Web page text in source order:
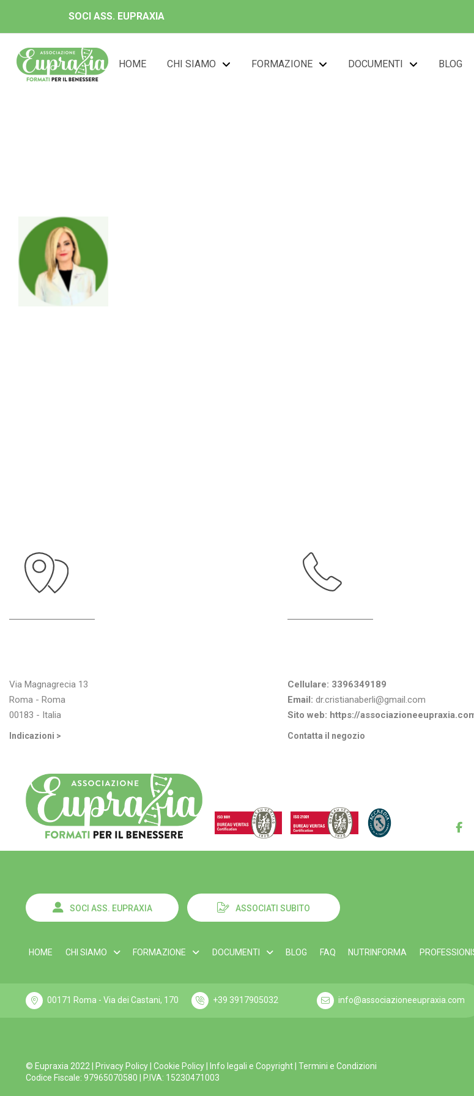
SOCI ASS. EUPRAXIA
HOME CHI SIAMO FORMAZIONE DOCUMENTI BLOG
Via Magnagrecia 13
Roma - Roma
00183 - Italia
Indicazioni >
Cellulare: 3396349189
Email: dr.cristianaberli@gmail.com
Sito web: https://
Contatta il negozio
SOCI ASS. EUPRAXIA ASSOCIATI SUBITO
HOME CHI SIAMO FORMAZIONE DOCUMENTI BLOG FAQ NUTRINFORMA
00171 Roma - Via dei Castani, 170 +39 3917905032 info@associazioneeupraxia.com
© Eupraxia 2022 | Privacy Policy| Cookie Policy| Info legali e Copyright| Termini e Condizioni
Codice Fiscale: 97965070580 | P.IVA: 15230471003